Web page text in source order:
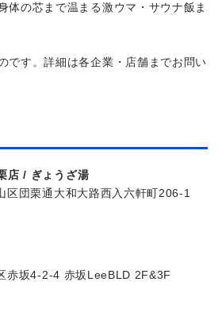
体の芯まで温まる激ウマ・サウナ飯ま
です。詳細は各企業・店舗までお問い
店 / ぎょうざ湯
区団栗通大和大路西入六軒町206-1
赤坂4-2-4 赤坂LeeBLD 2F&3F